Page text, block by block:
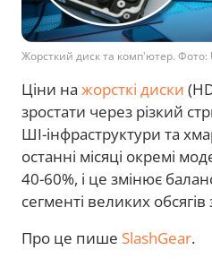
Жорсткий диск та комп'ютер. Фото:
Ціни на жорсткі диски
зростати через різкий
ШІ-інфраструктури та
останні місяці окремі
40-60%, і це змінює
сегменті великих обсягів
Про це пише SlashGear.